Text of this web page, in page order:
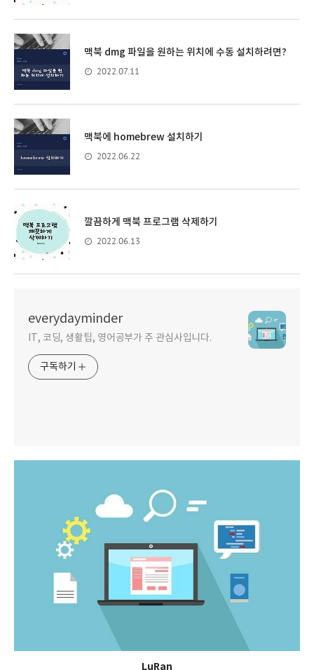
맥북 dmg 파일을 원하는 위치에 수동 설치하려면?
2022.07.11
맥북에 homebrew 설치하기
2022.06.22
깔끔하게 맥북 프로그램 삭제하기
2022.06.13
everydayminder
IT, 코딩, 생활팁, 영어공부가 주 관심사입니다.
구독하기
LuRan